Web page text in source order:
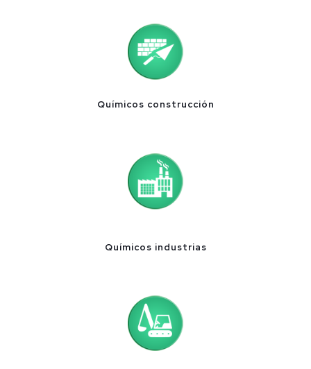
Químicos construcción
Químicos industrias